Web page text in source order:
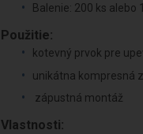
Balenie: 200 ks alebo
Použitie:
kotevný prvok pre
unikátna kompresná
zápustná montáž
Vlastnosti: